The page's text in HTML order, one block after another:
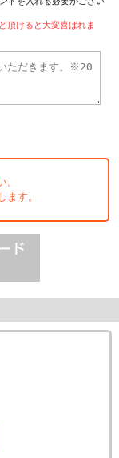
頂けると大変喜ばれま
。
ます。